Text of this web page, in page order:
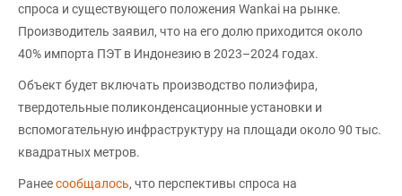
спроса и существующего положения Wankai на рынке.
Производитель заявил, что на его долю приходится около
40% импорта ПЭТ в Индонезию в 2023–2024 годах.
Объект будет включать производство полиэфира,
твердотельные поликонденсационные установки и
вспомогательную инфраструктуру на площади около 90 тыс.
квадратных метров.
Ранеесообщалось, что перспективы спроса на